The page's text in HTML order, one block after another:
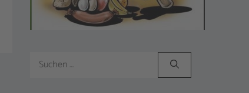
Suchen
nach: